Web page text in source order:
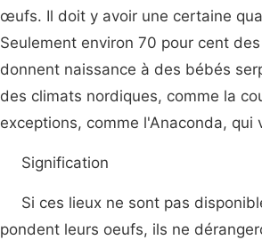
œufs. Il doit y avoir une certaine
Seulement environ 70 pour cent
donnent naissance à des bébés
des climats nordiques, comme la
exceptions, comme l'Anaconda, qui
Signification
Si ces lieux ne sont pas
pondent leurs oeufs, ils ne